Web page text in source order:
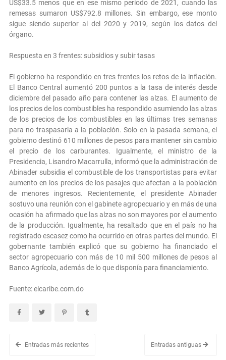
US$33.5 menos que en ese mismo período de 2021, cuando las
remesas sumaron US$792.8 millones. Sin embargo, ese monto
sigue siendo superior al del 2020 y 2019, según los datos del
órgano.
Respuesta en 3 frentes: subsidios y subir tasas
El gobierno ha respondido en tres frentes los retos de la inflación.
El Banco Central aumentó 200 puntos a la tasa de interés desde
diciembre del pasado año para contener las alzas. El aumento de
los precios de los combustibles ha respondido asumiendo las alzas
de los precios de los combustibles en las últimas tres semanas
para no traspasarla a la población. Solo en la pasada semana, el
gobierno destinó 610 millones de pesos para mantener sin cambio
el precio de los carburantes. Igualmente, el ministro de la
Presidencia, Lisandro Macarrulla, informó que la administración de
Abinader subsidia el combustible de los transportistas para evitar
aumento en los precios de los pasajes que afectan a la población
de menores ingresos. Recientemente, el presidente Abinader
sostuvo una reunión con el gabinete agropecuario y en más de una
ocasión ha afirmado que las alzas no son mayores por el aumento
de la producción. Igualmente, ha resaltado que en el país no ha
registrado escasez como ha ocurrido en otras partes del mundo. El
gobernante también explicó que su gobierno ha financiado el
sector agropecuario con más de 10 mil 500 millones de pesos al
Banco Agrícola, además de lo que disponía para financiamiento.
Fuente: elcaribe.com.do
Entradas más recientes Entradas antiguas